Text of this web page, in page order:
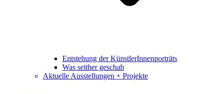
Entstehung der KünstlerInnenporträts
Was seither geschah
Aktuelle Ausstellungen + Projekte